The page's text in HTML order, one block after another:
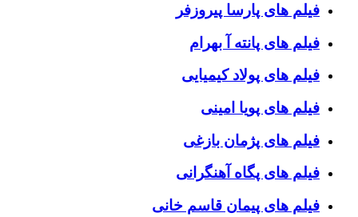
فیلم های پارسا پیروزفر
فیلم های پانته آ بهرام
فیلم های پولاد کیمیایی
فیلم های پویا امینی
فیلم های پژمان بازغی
فیلم های پگاه آهنگرانی
فیلم های پیمان قاسم خانی